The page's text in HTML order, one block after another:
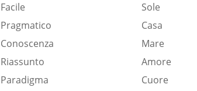
Facile
Pragmatico
Conoscenza
Riassunto
Paradigma
Sole
Casa
Mare
Amore
Cuore